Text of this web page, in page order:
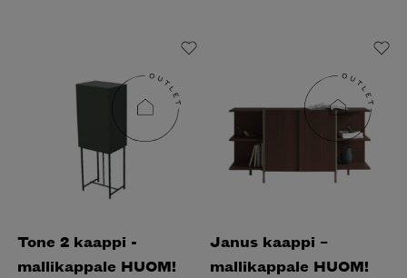
Tone 2 kaappi -
mallikappale HUOM!
Janus kaappi –
mallikappale HUOM!